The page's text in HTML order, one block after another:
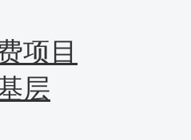
项目
层